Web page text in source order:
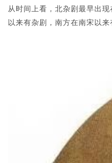
从时间上看，北杂剧最早出现
以来有杂剧，南方在南宋以来